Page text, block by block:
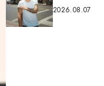
2026.08.07